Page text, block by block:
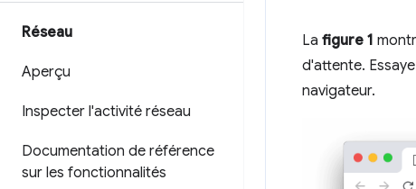
Réseau
Aperçu
Inspecter l'activité réseau
Documentation de référence
sur les fonctionnalités
La figure 1
d'attente.
navigateur.